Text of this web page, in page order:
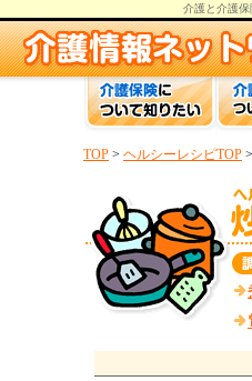
介護と介護保
TOP > ヘルシーレシピTOP